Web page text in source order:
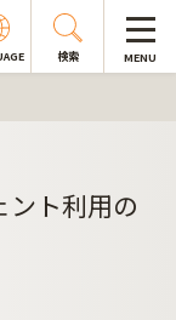
検索 MENU
ント利用の